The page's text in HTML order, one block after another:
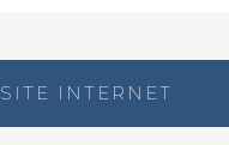
SITE INTERNET